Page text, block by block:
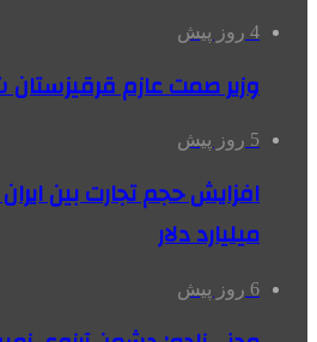
4 روز پیش
وزیر صمت عازم
5 روز پیش
میلیارد دلار
6 روز پیش